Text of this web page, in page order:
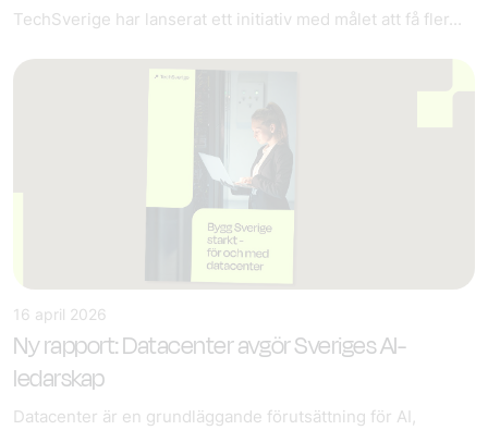
TechSverige har lanserat ett initiativ med målet att få fler...
16 april 2026
Ny rapport: Datacenter avgör Sveriges AI-
ledarskap
Datacenter är en grundläggande förutsättning för AI,